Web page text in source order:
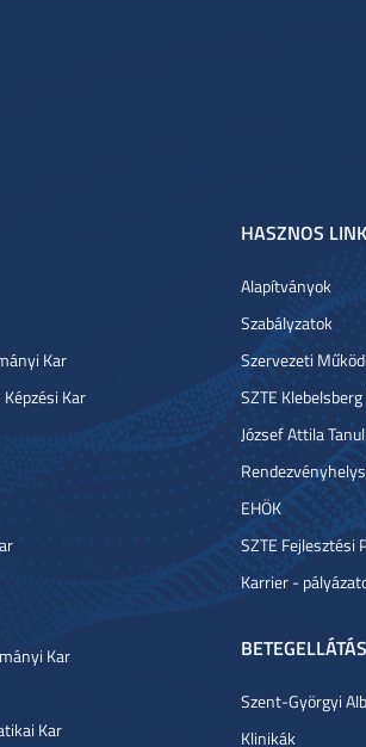
Kar
Kar
Kar
Kar
HASZNOS
Alapítványok
Szabályzatok
Szervezeti
SZTE
József Attila
EHÖK
SZTE Fejlesztési
Karrier -
BETEGELLÁTÁS
Szent-Györgyi
Klinikák